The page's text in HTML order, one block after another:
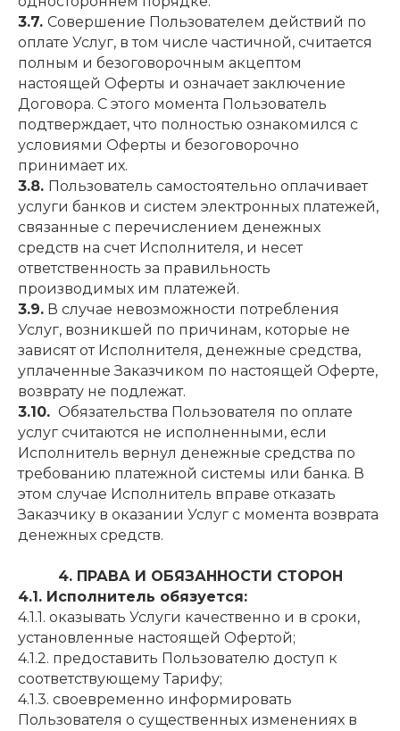
3.7. Совершение Пользователем действий по
оплате Услуг, в том числе частичной, считается
полным и безоговорочным акцептом
настоящей Оферты и означает заключение
Договора. С этого момента Пользователь
подтверждает, что полностью ознакомился с
условиями Оферты и безоговорочно
принимает их.
3.8. Пользователь самостоятельно оплачивает
услуги банков и систем электронных платежей,
связанные с перечислением денежных
средств на счет Исполнителя, и несет
ответственность за правильность
производимых им платежей.
3.9. В случае невозможности потребления
Услуг, возникшей по причинам, которые не
зависят от Исполнителя, денежные средства,
уплаченные Заказчиком по настоящей Оферте,
возврату не подлежат.
3.10. Обязательства Пользователя по оплате
услуг считаются не исполненными, если
Исполнитель вернул денежные средства по
требованию платежной системы или банка. В
этом случае Исполнитель вправе отказать
Заказчику в оказании Услуг с момента возврата
денежных средств.
4. ПРАВА И ОБЯЗАННОСТИ СТОРОН
4.1. Исполнитель обязуется:
4.1.1. оказывать Услуги качественно и в сроки,
установленные настоящей Офертой;
4.1.2. предоставить Пользователю доступ к
соответствующему Тарифу;
4.1.3. своевременно информировать
Пользователя о существенных изменениях в